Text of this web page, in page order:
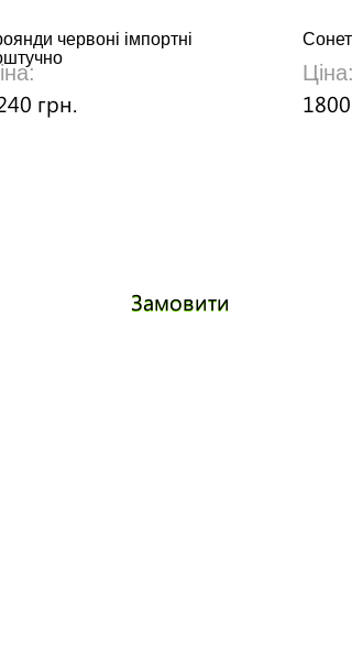
червоні імпортні
грн.
Замовити
Сонет
Ціна: